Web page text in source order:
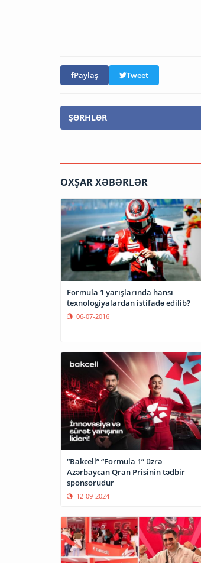
Paylaş Tweet
ŞƏRHLƏR
OXŞAR XƏBƏRLƏR
Formula 1 yarışlarında hansı
texnologiyalardan istifadə edilib?
06-07-2016
“Bakcell” “Formula 1” üzrə
Azərbaycan Qran Prisinin tədbir
sponsorudur
12-09-2024